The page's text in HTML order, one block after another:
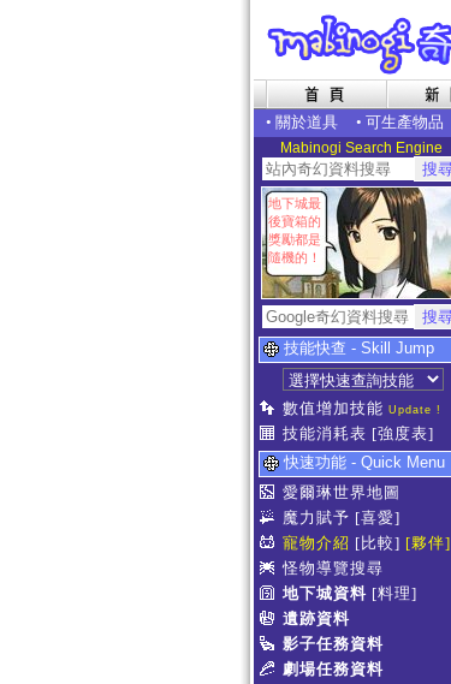
• 關於道具 • 可生產物品
Mabinogi Search Engine
地下城最
後寶箱的
獎勵都是
隨機的！
技能快查 - Skill Jump
數值增加技能 Update !
技能消耗表 [強度表]
快速功能 - Quick Menu
愛爾琳世界地圖
魔力賦予 [喜愛]
寵物介紹 [比較] [夥伴]
怪物導覽搜尋
地下城資料 [料理]
遺跡資料
影子任務資料
劇場任務資料